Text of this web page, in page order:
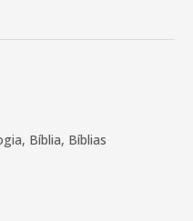
Bíblia, Bíblias